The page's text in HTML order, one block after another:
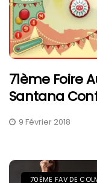
71ème Foire
Santana
9 Février 2018
70ÈME FAV DE